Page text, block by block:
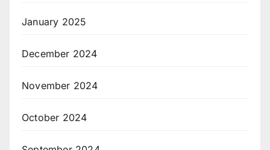
January 2025
December 2024
November 2024
October 2024